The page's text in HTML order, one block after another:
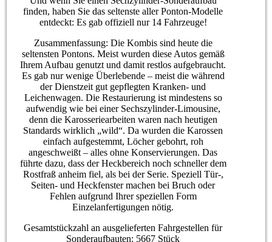
finden, haben Sie das seltenste aller Ponton-Modelle
entdeckt: Es gab offiziell nur 14 Fahrzeuge!
Zusammenfassung: Die Kombis sind heute die
seltensten Pontons. Meist wurden diese Autos gemäß
Ihrem Aufbau genutzt und damit restlos aufgebraucht.
Es gab nur wenige Überlebende – meist die während
der Dienstzeit gut gepflegten Kranken- und
Leichenwagen. Die Restaurierung ist mindestens so
aufwendig wie bei einer Sechszylinder-Limousine,
denn die Karosseriearbeiten waren nach heutigen
Standards wirklich „wild“. Da wurden die Karossen
einfach aufgestemmt, Löcher gebohrt, roh
angeschweißt – alles ohne Konservierungen. Das
führte dazu, dass der Heckbereich noch schneller dem
Rostfraß anheim fiel, als bei der Serie. Speziell Tür-,
Seiten- und Heckfenster machen bei Bruch oder
Fehlen aufgrund Ihrer speziellen Form
Einzelanfertigungen nötig.
Gesamtstückzahl an ausgelieferten Fahrgestellen für
Sonderaufbauten: 5667 Stück